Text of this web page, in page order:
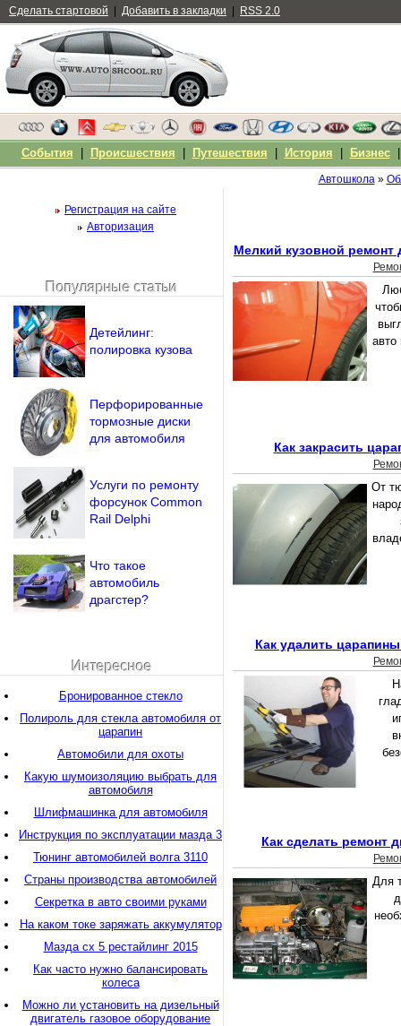
Автошкола»
Мелкий кузовной
авто
Как закрасить
От
Как удалить
Как сделать ремонт
Для
Регистрация на сайте
Авторизация
Напомнить пароль?
Популярные статьи
Детейлинг:
полировка кузова
Перфорированные
тормозные диски
для автомобиля
Услуги по ремонту
форсунок Common
Rail Delphi
Что такое
автомобиль
драгстер?
Интересное
Бронированное стекло
Полироль для стекла автомобиля от
царапин
Автомобили для охоты
Какую шумоизоляцию выбрать для
автомобиля
Шлифмашинка для автомобиля
Инструкция по эксплуатации мазда 3
Тюнинг автомобилей волга 3110
Страны производства автомобилей
Секретка в авто своими руками
На каком токе заряжать аккумулятор
Мазда сх 5 рестайлинг 2015
Как часто нужно балансировать
колеса
Можно ли установить на дизельный
двигатель газовое оборудование
Сделать стартовой Добавить в закладки RSS 2.0
События Происшествия Путешествия История Бизнес